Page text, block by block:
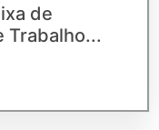
de
Trabalho...